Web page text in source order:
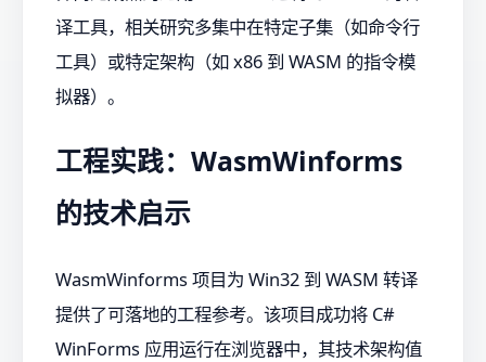
译工具，相关研究多集中在特定子集（如命令行
工具）或特定架构（如 x86 到 WASM 的指令模
拟器）。
工程实践：WasmWinforms
的技术启示
WasmWinforms 项目为 Win32 到 WASM 转译
提供了可落地的工程参考。该项目成功将 C#
WinForms 应用运行在浏览器中，其技术架构值